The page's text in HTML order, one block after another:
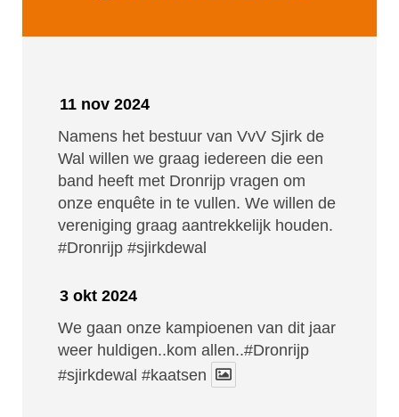
11 nov 2024
Namens het bestuur van VvV Sjirk de
Wal willen we graag iedereen die een
band heeft met Dronrijp vragen om
onze enquête in te vullen. We willen de
vereniging graag aantrekkelijk houden.
#Dronrijp #sjirkdewal
3 okt 2024
We gaan onze kampioenen van dit jaar
weer huldigen..kom allen..#Dronrijp
#sjirkdewal #kaatsen